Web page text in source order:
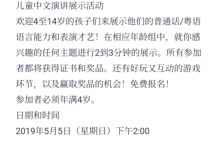
儿童中文演讲展示活动
欢迎4至14岁的孩子们来展示他们的普通话/粤语
语言能力和表演才艺！在相应年龄组中，就你感
兴趣的任何主题进行2到3分钟的展示。所有参加
者都将获得证书和奖品。还有好玩又互动的游戏
环节，以及赢取奖品的机会！免费报名！
参加者必须年满4岁。
日期和时间
2019年5月5日（星期日）下午2:00